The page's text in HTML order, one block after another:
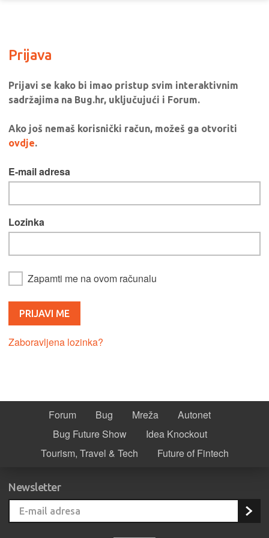
Prijava
Prijavi se kako bi imao pristup svim interaktivnim
sadržajima na Bug.hr, uključujući i Forum.
Ako još nemaš korisnički račun, možeš ga otvoriti
ovdje.
E-mail adresa
Lozinka
Zapamti me na ovom računalu
Zaboravljena lozinka?
Forum Bug Mreža
Autonet
Bug Future Show
Idea Knockout
Tourism, Travel & Tech
Future of Fintech
Newsletter